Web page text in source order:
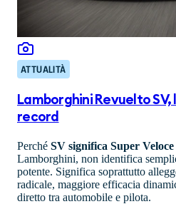
ATTUALITÀ
Lamborghini Revuelto SV,
record
Perché SV significa Super Veloce
Lamborghini, non identifica
potente. Significa soprattutto
radicale, maggiore efficacia
diretto tra automobile e pilota.